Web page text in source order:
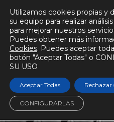
Utilizamos cookies propias y
su equipo para realizar
para mejorar nuestros
Puedes obtener más
Cookies. Puedes aceptar
botón "Aceptar Todas" o
SU USO
Aceptar Todas Rechazar
CONFIGURARLAS